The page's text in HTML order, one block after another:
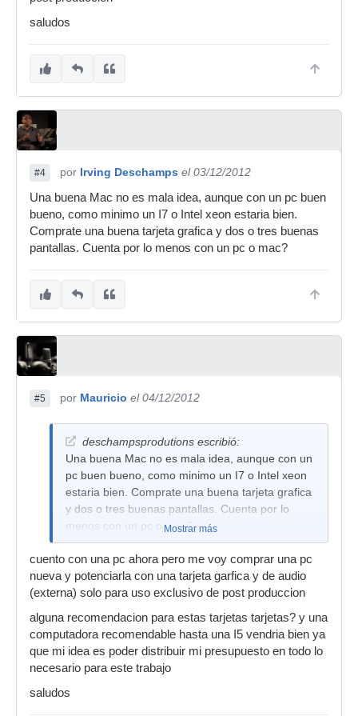
saludos
#4 por Irving Deschamps el 03/12/2012
Una buena Mac no es mala idea, aunque con un pc buen
bueno, como minimo un I7 o Intel xeon estaria bien.
Comprate una buena tarjeta grafica y dos o tres buenas
pantallas. Cuenta por lo menos con un pc o mac?
#5 por Mauricio el 04/12/2012
deschampsprodutions escribió:
Una buena Mac no es mala idea, aunque con un
pc buen bueno, como minimo un I7 o Intel xeon
estaria bien. Comprate una buena tarjeta grafica
y dos o tres buenas pantallas. Cuenta por lo
menos con un pc o mac?Mostrar más
cuento con una pc ahora pero me voy comprar una pc
nueva y potenciarla con una tarjeta garfica y de audio
(externa) solo para uso exclusivo de post produccion
alguna recomendacion para estas tarjetas tarjetas? y una
computadora recomendable hasta una I5 vendria bien ya
que mi idea es poder distribuir mi presupuesto en todo lo
necesario para este trabajo
saludos